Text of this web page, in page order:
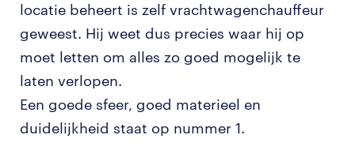
locatie beheert is zelf vrachtwagenchauffeur
geweest. Hij weet dus precies waar hij op
moet letten om alles zo goed mogelijk te
laten verlopen.
Een goede sfeer, goed materieel en
duidelijkheid staat op nummer 1.